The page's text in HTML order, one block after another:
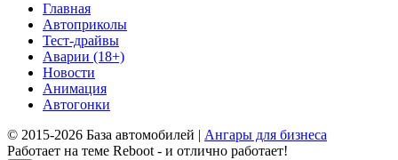
Главная
Автоприколы
Тест-драйвы
Аварии (18+)
Новости
Анимация
Автогонки
© 2015-2026 База автомобилей | Ангары для бизнеса
Работает на теме Reboot - и отлично работает!